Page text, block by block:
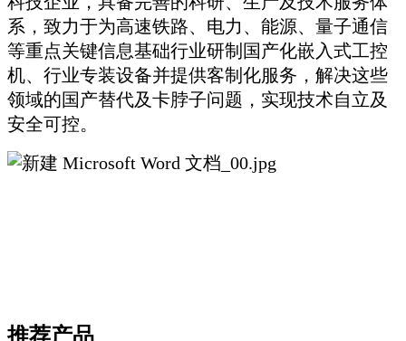
系，致力于为高速铁路、电力、能源、量子通信
等重点关键信息基础行业研制国产化嵌入式工控
机、行业专装设备并提供客制化服务，解决这些
领域的国产替代及卡脖子问题，实现技术自立及
安全可控。
推荐产品